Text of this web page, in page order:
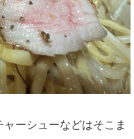
ーシューなどはそこま